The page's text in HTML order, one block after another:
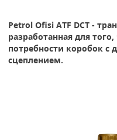
Petrol Ofisi ATF DCT -
разработанная для
потребности коробок
сцеплением.